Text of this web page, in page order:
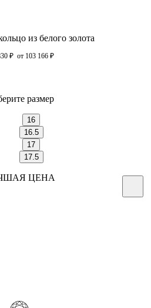
из белого золота
₽ от 103 166 ₽
размер
16
16.5
17
17.5
ЦЕНА